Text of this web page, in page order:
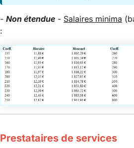
- Non étendue - Salaires minima
:
Prestataires de services